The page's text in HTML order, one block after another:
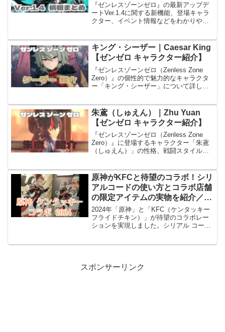
『ゼンレスゾーンゼロ』の最新アップデ
ートVer.1.4に関する新機能、登場キャラ
クター、イベント情報などをわかりやす
時更新中です。
キング・シーザー｜Caesar King
【ゼンゼロ キャラクター紹介】
『ゼンレスゾーンゼロ（Zenless Zone
Zero）』の個性的で魅力的なキャラクタ
ー「キング・シーザー」について詳しく
ザー」について、性格や戦闘スタイル、
武器、さらには担当声優まで徹底解説し
ていきます。
朱鳶（しゅえん）｜Zhu Yuan
【ゼンゼロ キャラクター紹介】
『ゼンレスゾーンゼロ（Zenless Zone
Zero）』に登場するキャラクター「朱鳶
（しゅえん）」の性格、戦闘スタイル、
キルや極限支援の演出も紹介します。
原神がKFCと待望のコラボ！シリ
アルコードの使い方とコラボ店舗
の限定アイテムの実物を紹介／
GiGOコラボのアイテムコード取
得・使い方も紹介 2024年
2024年「原神」と「KFC（ケンタッキー
フライドチキン）」が待望のコラボレー
ションを実現しました。シリアル コード
得・使い方も紹介。
スポンサーリンク